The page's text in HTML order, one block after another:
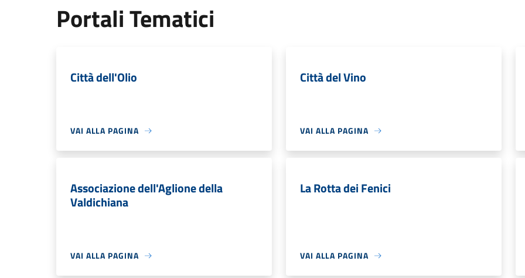
Portali Tematici
Città dell'Olio
VAI ALLA PAGINA
Città del Vino
VAI ALLA PAGINA
Associazione dell'Aglione della
Valdichiana
VAI ALLA PAGINA
La Rotta dei Fenici
VAI ALLA PAGINA